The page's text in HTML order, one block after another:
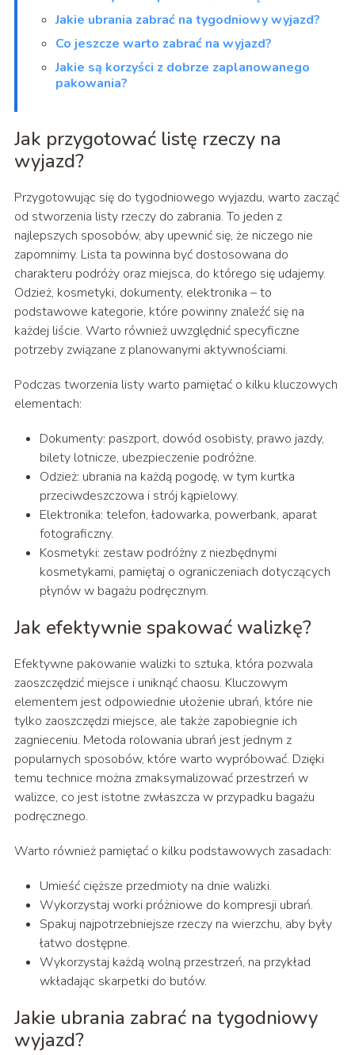
Jakie ubrania zabrać na tygodniowy wyjazd?
Co jeszcze warto zabrać na wyjazd?
Jakie są korzyści z dobrze zaplanowanego
pakowania?
Jak przygotować listę rzeczy na
wyjazd?
Przygotowując się do tygodniowego wyjazdu, warto zacząć
od stworzenia listy rzeczy do zabrania. To jeden z
najlepszych sposobów, aby upewnić się, że niczego nie
zapomnimy. Lista ta powinna być dostosowana do
charakteru podróży oraz miejsca, do którego się udajemy.
Odzież, kosmetyki, dokumenty, elektronika – to
podstawowe kategorie, które powinny znaleźć się na
każdej liście. Warto również uwzględnić specyficzne
potrzeby związane z planowanymi aktywnościami.
Podczas tworzenia listy warto pamiętać o kilku kluczowych
elementach:
Dokumenty: paszport, dowód osobisty, prawo jazdy,
bilety lotnicze, ubezpieczenie podróżne.
Odzież: ubrania na każdą pogodę, w tym kurtka
przeciwdeszczowa i strój kąpielowy.
Elektronika: telefon, ładowarka, powerbank, aparat
fotograficzny.
Kosmetyki: zestaw podróżny z niezbędnymi
kosmetykami, pamiętaj o ograniczeniach dotyczących
płynów w bagażu podręcznym.
Jak efektywnie spakować walizkę?
Efektywne pakowanie walizki to sztuka, która pozwala
zaoszczędzić miejsce i uniknąć chaosu. Kluczowym
elementem jest odpowiednie ułożenie ubrań, które nie
tylko zaoszczędzi miejsce, ale także zapobiegnie ich
zagnieceniu. Metoda rolowania ubrań jest jednym z
popularnych sposobów, które warto wypróbować. Dzięki
temu technice można zmaksymalizować przestrzeń w
walizce, co jest istotne zwłaszcza w przypadku bagażu
podręcznego.
Warto również pamiętać o kilku podstawowych zasadach:
Umieść cięższe przedmioty na dnie walizki.
Wykorzystaj worki próżniowe do kompresji ubrań.
Spakuj najpotrzebniejsze rzeczy na wierzchu, aby były
łatwo dostępne.
Wykorzystaj każdą wolną przestrzeń, na przykład
wkładając skarpetki do butów.
Jakie ubrania zabrać na tygodniowy
wyjazd?